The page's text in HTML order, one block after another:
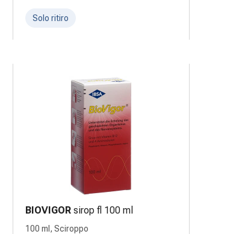
Solo ritiro
BIOVIGOR sirop fl 100 ml
100 ml, Sciroppo